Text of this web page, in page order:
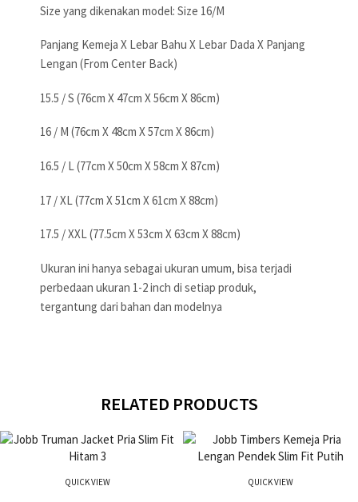
Size yang dikenakan model: Size 16/M
Panjang Kemeja X Lebar Bahu X Lebar Dada X Panjang
Lengan (From Center Back)
15.5 / S (76cm X 47cm X 56cm X 86cm)
16 / M (76cm X 48cm X 57cm X 86cm)
16.5 / L (77cm X 50cm X 58cm X 87cm)
17 / XL (77cm X 51cm X 61cm X 88cm)
17.5 / XXL (77.5cm X 53cm X 63cm X 88cm)
Ukuran ini hanya sebagai ukuran umum, bisa terjadi
perbedaan ukuran 1-2 inch di setiap produk,
tergantung dari bahan dan modelnya
RELATED PRODUCTS
QUICK VIEW QUICK VIEW